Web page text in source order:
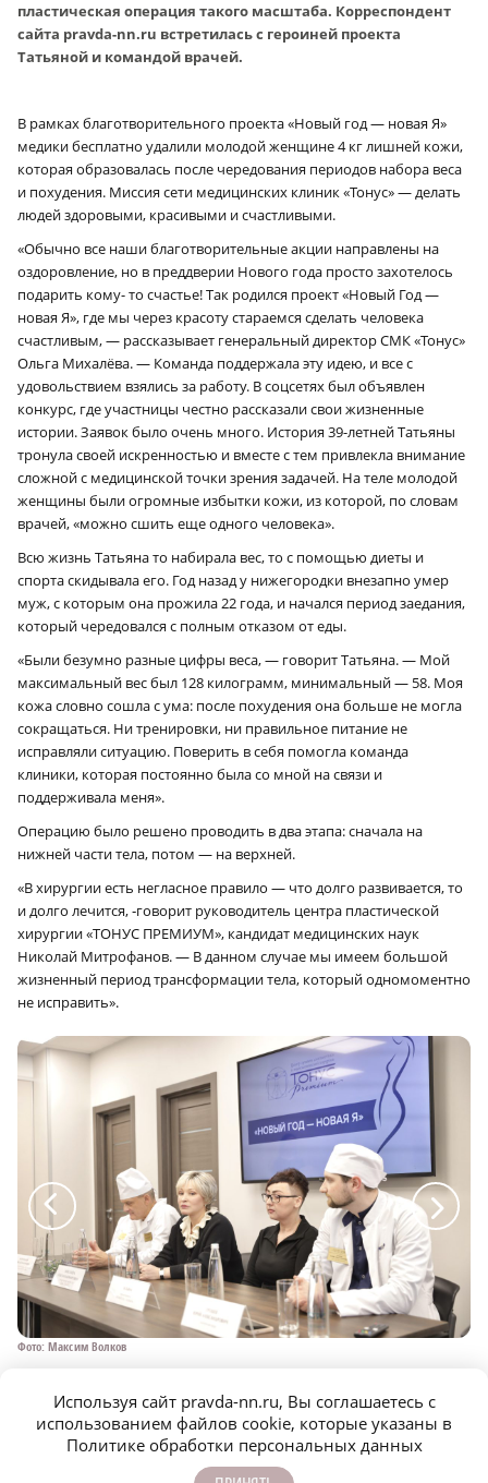
пластическая операция такого масштаба. Корреспондент
сайта pravda-nn.ru встретилась с героиней проекта
Татьяной и командой врачей.
В рамках благотворительного проекта «Новый год — новая Я»
медики бесплатно удалили молодой женщине 4 кг лишней кожи,
которая образовалась после чередования периодов набора веса
и похудения. Миссия сети медицинских клиник «Тонус» — делать
людей здоровыми, красивыми и счастливыми.
«Обычно все наши благотворительные акции направлены на
оздоровление, но в преддверии Нового года просто захотелось
подарить кому- то счастье! Так родился проект «Новый Год —
новая Я», где мы через красоту стараемся сделать человека
счастливым, — рассказывает генеральный директор СМК «Тонус»
Ольга Михалёва. — Команда поддержала эту идею, и все с
удовольствием взялись за работу. В соцсетях был объявлен
конкурс, где участницы честно рассказали свои жизненные
истории. Заявок было очень много. История 39-летней Татьяны
тронула своей искренностью и вместе с тем привлекла внимание
сложной с медицинской точки зрения задачей. На теле молодой
женщины были огромные избытки кожи, из которой, по словам
врачей, «можно сшить еще одного человека».
Всю жизнь Татьяна то набирала вес, то с помощью диеты и
спорта скидывала его. Год назад у нижегородки внезапно умер
муж, с которым она прожила 22 года, и начался период заедания,
который чередовался с полным отказом от еды.
«Были безумно разные цифры веса, — говорит Татьяна. — Мой
максимальный вес был 128 килограмм, минимальный — 58. Моя
кожа словно сошла с ума: после похудения она больше не могла
сокращаться. Ни тренировки, ни правильное питание не
исправляли ситуацию. Поверить в себя помогла команда
клиники, которая постоянно была со мной на связи и
поддерживала меня».
Операцию было решено проводить в два этапа: сначала на
нижней части тела, потом — на верхней.
«В хирургии есть негласное правило — что долго развивается, то
и долго лечится, ‑говорит руководитель центра пластической
хирургии «ТОНУС ПРЕМИУМ», кандидат медицинских наук
Николай Митрофанов. — В данном случае мы имеем большой
жизненный период трансформации тела, который одномоментно
не исправить».
Фото: Максим Волков
a a
Используя сайт pravda-nn.ru, Вы соглашаетесь с
использованием файлов cookie, которые указаны в
Политике обработки персональных данных